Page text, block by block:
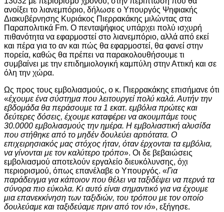
ανοίξει το λιανεμπόριο, δήλωσε ο Υπουργός Ψηφιακής
Διακυβέρνησης Κυριάκος Πιερρακάκης μιλώντας στα
Παραπολιτικά Fm. O πενταψήφιος υπάρχει πολύ ισχυρή
πιθανότητα να εφαρμοστεί στο λιανεμπόριο, αλλά από εκεί
και πέρα για το αν και πώς θα εφαρμοστεί, θα φανεί στην
πορεία, καθώς θα πρέπει να παρακολουθήσουμε τι
συμβαίνει με την επιδημιολογική καμπύλη στην Αττική και σε
όλη την χώρα.
Ως προς τους εμβολιασμούς, ο κ. Πιερρακάκης επισήμανε ότι
«έχουμε ένα σύστημα που λειτουργεί πολύ καλά. Αυτήν την
εβδομάδα θα περάσουμε τα 1 εκατ. εμβόλια πρώτες και
δεύτερες δόσεις, έχουμε καταφέρει να ακουμπάμε τους
30.0000 εμβολιασμούς την ημέρα. Η εμβολιαστική αλυσίδα
που στήθηκε από το μηδέν δουλεύει αρτιότατα. Ο
επιχειρησιακός μας στόχος ήταν, όταν έρχονται τα εμβόλια,
να γίνονται με τον καλύτερο τρόπο». Οι δε βεβαιώσεις
εμβολιασμού αποτελούν εργαλείο διευκόλυνσης, όχι
περιορισμού, όπως επανέλαβε ο Υπουργός. «Για
παράδειγμα για κάποιον που θέλει να ταξιδέψει να περνά τα
σύνορα πιο εύκολα. Κι αυτό είναι σημαντικό για να έχουμε
μια επανεκκίνηση των ταξιδιών, του τρόπου με τον οποίο
δουλεύαμε και ταξιδεύαμε πριν από τον ιό», εξήγησε.